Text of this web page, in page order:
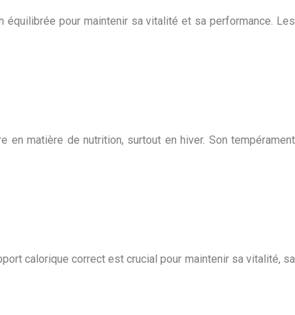
équilibrée pour maintenir sa vitalité et sa performance. Les
matière de nutrition, surtout en hiver. Son tempérament
calorique correct est crucial pour maintenir sa vitalité, sa